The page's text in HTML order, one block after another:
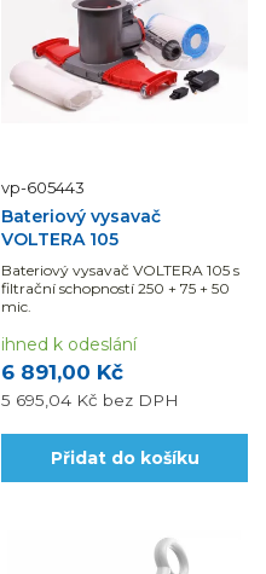
vp-605443
Bateriový vysavač
VOLTERA 105
Bateriový vysavač VOLTERA 105 s
filtrační schopností 250 + 75 + 50
mic.
6 891,00 Kč
5 695,04 Kč bez DPH
ihned k odeslání
Přidat do košíku